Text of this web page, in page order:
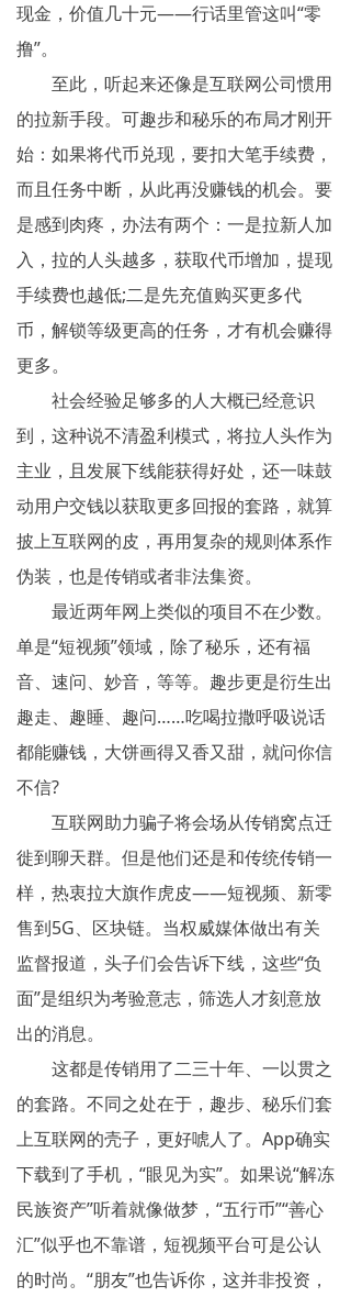
相关处罚
传销案例
违规直销
涉传公司
专家论点
揭秘传销
直销与传销详解
反传销论坛
反传销问答
现金，价值几十元——行话里管这叫“零
撸”。
至此，听起来还像是互联网公司惯用
的拉新手段。可趣步和秘乐的布局才刚开
始：如果将代币兑现，要扣大笔手续费，
而且任务中断，从此再没赚钱的机会。要
是感到肉疼，办法有两个：一是拉新人加
入，拉的人头越多，获取代币增加，提现
手续费也越低;二是先充值购买更多代
币，解锁等级更高的任务，才有机会赚得
更多。
社会经验足够多的人大概已经意识
到，这种说不清盈利模式，将拉人头作为
主业，且发展下线能获得好处，还一味鼓
动用户交钱以获取更多回报的套路，就算
披上互联网的皮，再用复杂的规则体系作
伪装，也是传销或者非法集资。
最近两年网上类似的项目不在少数。
单是“短视频”领域，除了秘乐，还有福
音、速问、妙音，等等。趣步更是衍生出
趣走、趣睡、趣问……吃喝拉撒呼吸说话
都能赚钱，大饼画得又香又甜，就问你信
不信?
互联网助力骗子将会场从传销窝点迁
徙到聊天群。但是他们还是和传统传销一
样，热衷拉大旗作虎皮——短视频、新零
售到5G、区块链。当权威媒体做出有关
监督报道，头子们会告诉下线，这些“负
面”是组织为考验意志，筛选人才刻意放
出的消息。
这都是传销用了二三十年、一以贯之
的套路。不同之处在于，趣步、秘乐们套
上互联网的壳子，更好唬人了。App确实
下载到了手机，“眼见为实”。如果说“解冻
民族资产”听着就像做梦，“五行币”“善心
汇”似乎也不靠谱，短视频平台可是公认
的时尚。“朋友”也告诉你，这并非投资，